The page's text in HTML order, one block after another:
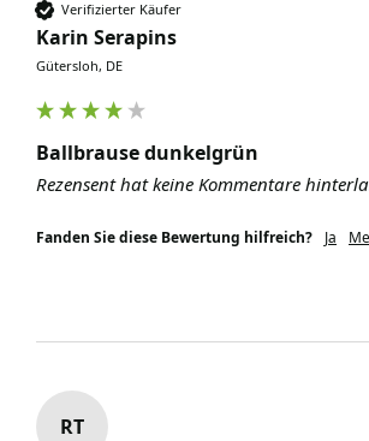
Verifizierter Käufer
Karin Serapins
Gütersloh, DE
Ballbrause dunkelgrün
Rezensent hat keine Kommentare
Fanden Sie diese Bewertung hilfreich? Ja
RT